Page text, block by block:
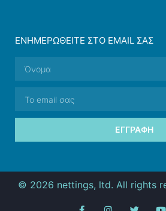
ΕΝΗΜΕΡΩΘΕΊΤΕ ΣΤΟ EMAIL ΣΑΣ
ΕΓΓΡΑΦΉ
© 2026 nettings, ltd. All rights